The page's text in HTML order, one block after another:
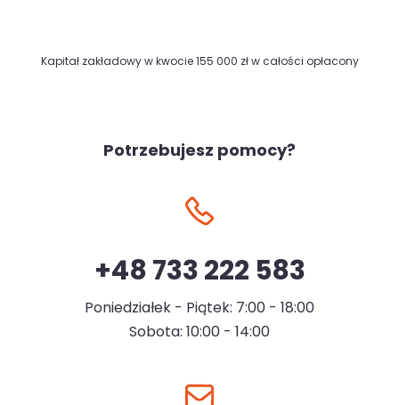
Kapitał zakładowy w kwocie 155 000 zł w całości opłacony
Potrzebujesz pomocy?
+48 733 222 583
Poniedziałek - Piątek: 7:00 - 18:00
Sobota: 10:00 - 14:00